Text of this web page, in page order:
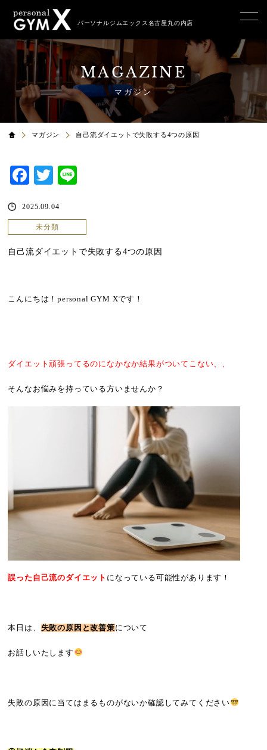
パーソナルジムエックス名古屋丸の内店
MAGAZINE
マガジン
マガジン 自己流ダイエットで失敗する4つの原因
Facebook
Twitter
2025.09.04
未分類
自己流ダイエットで失敗する4つの原因
こんにちは！personal GYM Xです！
ダイエット頑張ってるのになかなか結果がついてこない、、
そんなお悩みを持っている方いませんか？
誤った自己流のダイエット になっている可能性があります！
本日は、 失敗の原因と改善策について
お話しいたします
失敗の原因に当てはまるものがないか確認してみてください